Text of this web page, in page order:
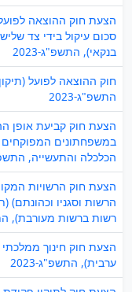
הצעת חוק ההוצאה
סכום עיקול בידי צד
בנקאי), התשפ"ג-2023
התשפ"ג-2023
הצעת חוק קביעת אופן
במשפחתונים המפוקחים
הכלכלה והתעשייה, התשפ"ג-
הצעת חוק הרשויות
הרשות וסגניו וכהונתם)
רשות ברשות מעורבת),
הצעת חוק חינוך ממלכתי
ערבית), התשפ"ג-2023